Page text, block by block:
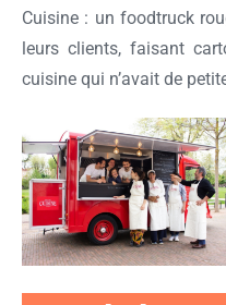
Cuisine : un foodtruck
leurs clients, faisant
cuisine qui n’avait de